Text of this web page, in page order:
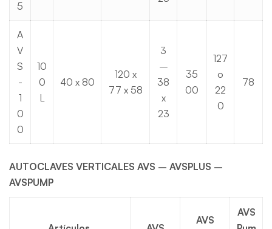
5
A
V
S
-
1
0
0
10
0
L
40 x 80
120 x
77 x 58
3
–
38
x
23
35
00
127
o
22
0
78
AUTOCLAVES VERTICALES AVS – AVSPLUS –
AVSPUMP
AVS
AVS